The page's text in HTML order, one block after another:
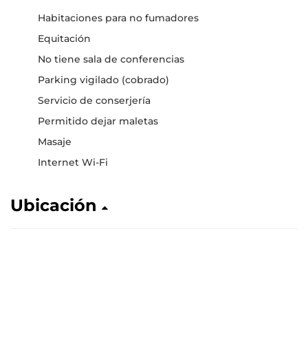
Habitaciones para no fumadores
Equitación
No tiene sala de conferencias
Parking vigilado (cobrado)
Servicio de conserjería
Permitido dejar maletas
Masaje
Internet Wi-Fi
Ubicación